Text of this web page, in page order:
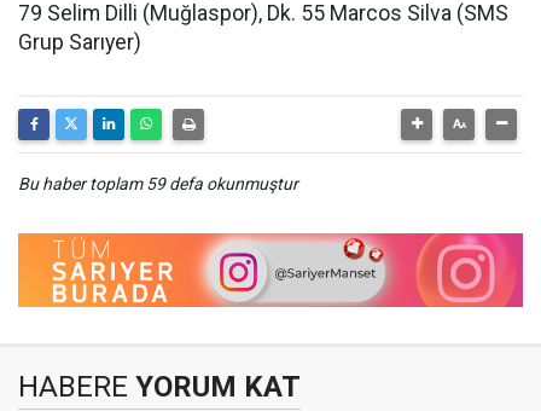
79 Selim Dilli (Muğlaspor), Dk. 55 Marcos Silva (SMS
Grup Sarıyer)
Bu haber toplam 59 defa okunmuştur
HABERE YORUM KAT